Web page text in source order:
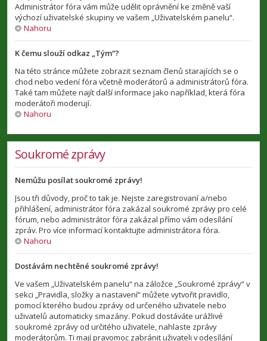
Administrátor fóra vám může udělit oprávnění ke změně vaší
výchozí uživatelské skupiny ve vašem „Uživatelském panelu“.
Nahoru
K čemu slouží odkaz „Tým“?
Na této stránce můžete zobrazit seznam členů starajících se o
chod nebo vedení fóra včetně moderátorů a administrátorů fóra.
Také tam můžete najít další informace jako například, která fóra
moderátoři moderují.
Nahoru
Soukromé zprávy
Nemůžu posílat soukromé zprávy!
Jsou tři důvody, proč to tak je. Nejste zaregistrovaní a/nebo
přihlášení, administrátor fóra zakázal soukromé zprávy pro celé
fórum, nebo administrátor fóra zakázal přímo vám odesílání
zpráv. Pro více informací kontaktujte administrátora fóra.
Nahoru
Dostávám nechtěné soukromé zprávy!
Ve vašem „Uživatelském panelu“ na záložce „Soukromé zprávy“ v
sekci „Pravidla, složky a nastavení“ můžete vytvořit pravidlo,
pomocí kterého budou zprávy od určeného uživatele nebo
uživatelů automaticky smazány. Pokud dostáváte urážlivé
soukromé zprávy od určitého uživatele, nahlaste zprávy
moderátorům. Ti mají pravomoc zabránit uživateli v odesílání